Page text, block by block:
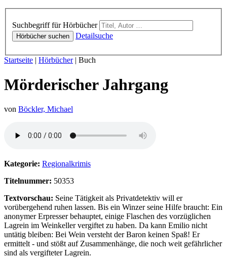
Suchbegriff für Hörbücher
Hörbücher suchen Detailsuche
Sie sind hier:
Startseite | Hörbücher| Buch
Mörderischer Jahrgang
von Böckler, Michael
Kategorie: Regionalkrimis
Titelnummer: 50353
Textvorschau: Seine Tätigkeit als Privatdetektiv will er
vorübergehend ruhen lassen. Bis ein Winzer seine Hilfe braucht: Ein
anonymer Erpresser behauptet, einige Flaschen des vorzüglichen
Lagrein im Weinkeller vergiftet zu haben. Da kann Emilio nicht
untätig bleiben: Bei Wein versteht der Baron keinen Spaß! Er
ermittelt - und stößt auf Zusammenhänge, die noch weit gefährlicher
sind als vergifteter Lagrein.